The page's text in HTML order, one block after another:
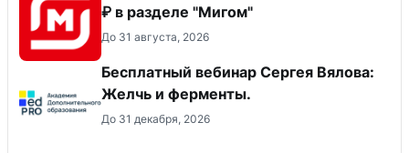
₽ в разделе "Мигом"
До 31 августа, 2026
Бесплатный вебинар Сергея Вялова:
Желчь и ферменты.
До 31 декабря, 2026